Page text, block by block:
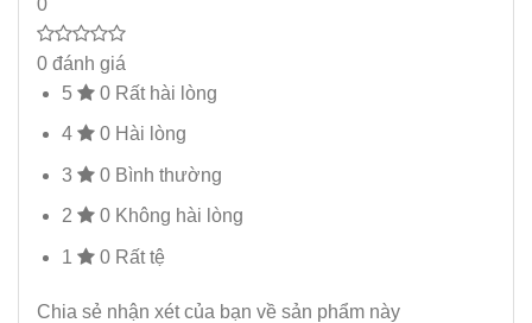
0 đánh giá
5
0 Rất hài lòng
4 0 Hài lòng
3 0 Bình thường
2 0 Không hài lòng
1 0 Rất tệ
Chia sẻ nhận xét của bạn về sản phẩm này